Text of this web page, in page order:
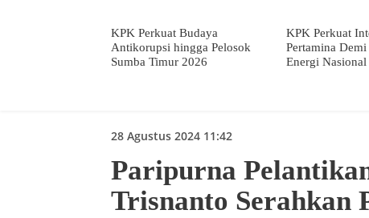
KPK Perkuat Budaya
Antikorupsi hingga Pelosok
Sumba Timur 2026
KPK Perkuat
Pertamina
Energi Nasional
28 Agustus 2024 11:42
Paripurna
Trisnanto Serahkan